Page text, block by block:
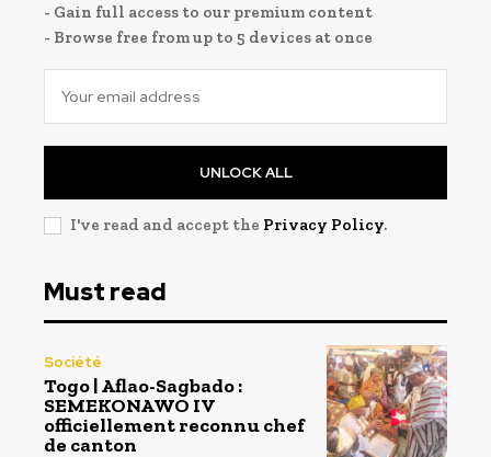
- Gain full access to our premium content
- Browse free from up to 5 devices at once
UNLOCK ALL
I've read and accept the Privacy Policy.
Must read
Société
Togo | Aflao-Sagbado :
SEMEKONAWO IV
officiellement reconnu chef
de canton